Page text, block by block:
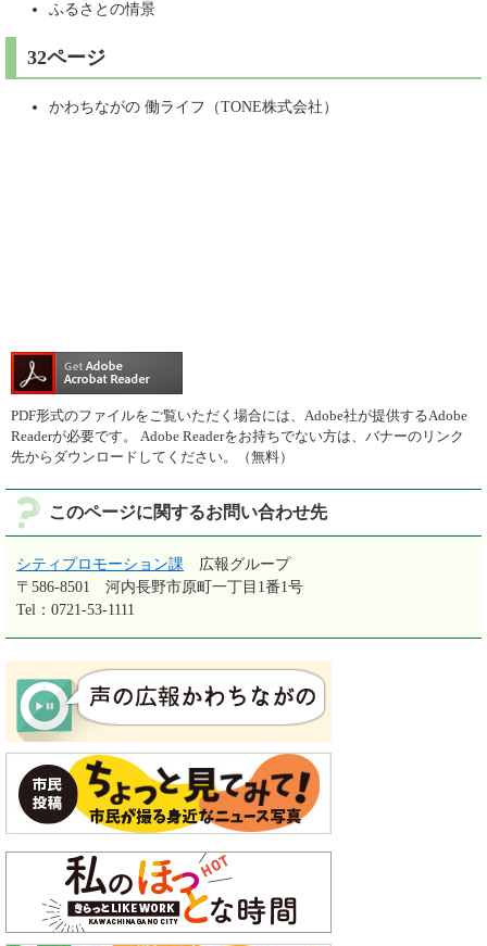
ふるさとの情景
32ページ
かわちながの 働ライフ（TONE株式会社）
PDF形式のファイルをご覧いただく場合には、Adobe社が提供するAdobe
Readerが必要です。
Adobe Readerをお持ちでない方は、バナーのリンク
先からダウンロードしてください。（無料）
このページに関するお問い合わせ先
シティプロモーション課
広報グループ
〒586-8501
河内長野市原町一丁目1番1号
Tel：0721-53-1111